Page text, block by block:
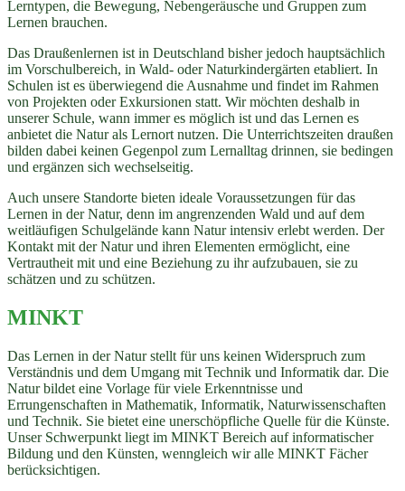
Lerntypen, die Bewegung, Nebengeräusche und Gruppen zum
Lernen brauchen.
Das Draußenlernen ist in Deutschland bisher jedoch hauptsächlich
im Vorschulbereich, in Wald- oder Naturkindergärten etabliert. In
Schulen ist es überwiegend die Ausnahme und findet im Rahmen
von Projekten oder Exkursionen statt. Wir möchten deshalb in
unserer Schule, wann immer es möglich ist und das Lernen es
anbietet die Natur als Lernort nutzen. Die Unterrichtszeiten draußen
bilden dabei keinen Gegenpol zum Lernalltag drinnen, sie bedingen
und ergänzen sich wechselseitig.
Auch unsere Standorte bieten ideale Voraussetzungen für das
Lernen in der Natur, denn im angrenzenden Wald und auf dem
weitläufigen Schulgelände kann Natur intensiv erlebt werden. Der
Kontakt mit der Natur und ihren Elementen ermöglicht, eine
Vertrautheit mit und eine Beziehung zu ihr aufzubauen, sie zu
schätzen und zu schützen.
MINKT
Das Lernen in der Natur stellt für uns keinen Widerspruch zum
Verständnis und dem Umgang mit Technik und Informatik dar. Die
Natur bildet eine Vorlage für viele Erkenntnisse und
Errungenschaften in Mathematik, Informatik, Naturwissenschaften
und Technik. Sie bietet eine unerschöpfliche Quelle für die Künste.
Unser Schwerpunkt liegt im MINKT Bereich auf informatischer
Bildung und den Künsten, wenngleich wir alle MINKT Fächer
berücksichtigen.